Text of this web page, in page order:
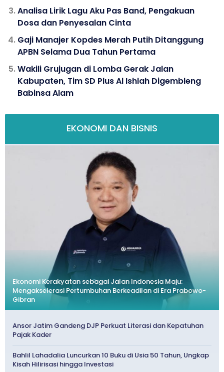
Analisa Lirik Lagu Aku Pas Band, Pengakuan
Dosa dan Penyesalan Cinta
Gaji Manajer Kopdes Merah Putih Ditanggung
APBN Selama Dua Tahun Pertama
Wakili Grujugan di Lomba Gerak Jalan
Kabupaten, Tim SD Plus Al Ishlah Digembleng
Babinsa Alam
EKONOMI DAN BISNIS
Ekonomi Kerakyatan sebagai Jalan Indonesia Maju:
Mengakselerasi Pertumbuhan Berkeadilan di Era Prabowo-
Gibran
Ansor Jatim Gandeng DJP Perkuat Literasi dan Kepatuhan
Pajak Kader
Bahlil Lahadalia Luncurkan 10 Buku di Usia 50 Tahun, Ungkap
Kisah Hilirisasi hingga Investasi